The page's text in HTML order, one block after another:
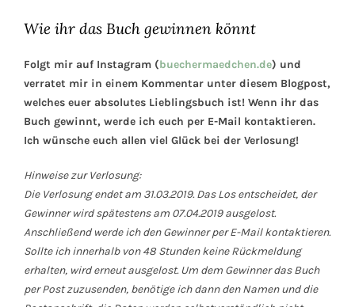
Wie ihr das Buch gewinnen könnt
Folgt mir auf Instagram (buechermaedchen.de) und
verratet mir in einem Kommentar unter diesem Blogpost,
welches euer absolutes Lieblingsbuch ist! Wenn ihr das
Buch gewinnt, werde ich euch per E-Mail kontaktieren.
Ich wünsche euch allen viel Glück bei der Verlosung!
Hinweise zur Verlosung:
Die Verlosung endet am 31.03.2019. Das Los entscheidet, der
Gewinner wird spätestens am 07.04.2019 ausgelost.
Anschließend werde ich den Gewinner per E-Mail kontaktieren.
Sollte ich innerhalb von 48 Stunden keine Rückmeldung
erhalten, wird erneut ausgelost. Um dem Gewinner das Buch
per Post zuzusenden, benötige ich dann den Namen und die